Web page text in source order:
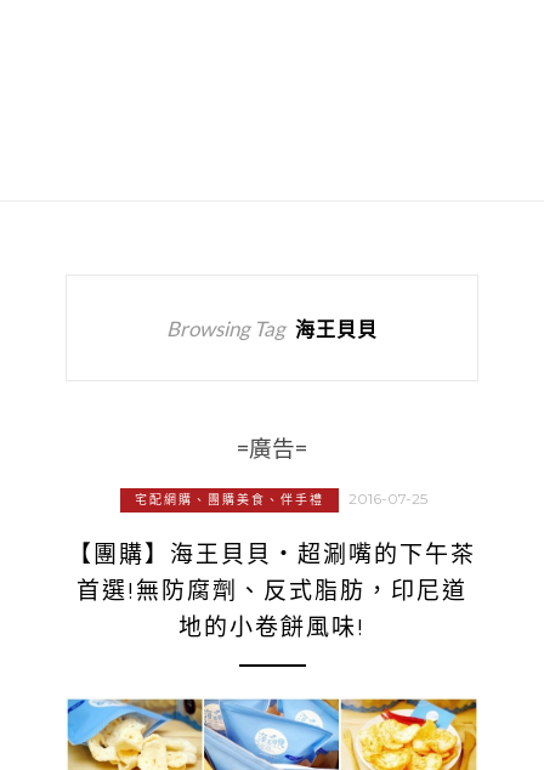
Browsing Tag 海王貝貝
=廣告=
宅配網購、團購美食、伴手禮 2016-07-25
【團購】海王貝貝‧超涮嘴的下午茶
首選!無防腐劑、反式脂肪，印尼道
地的小卷餅風味!